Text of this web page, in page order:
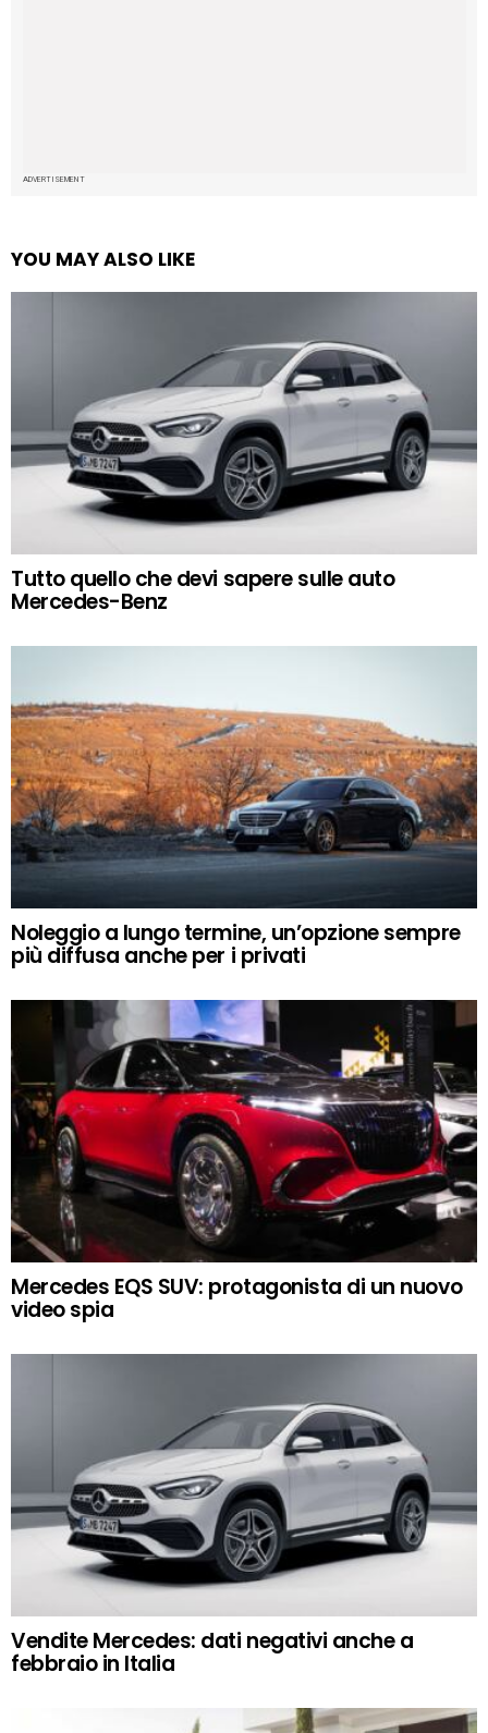
ADVERTISEMENT
YOU MAY ALSO LIKE
Tutto quello che devi sapere sulle auto
Mercedes-Benz
Noleggio a lungo termine, un’opzione sempre
più diffusa anche per i privati
Mercedes EQS SUV: protagonista di un nuovo
video spia
Vendite Mercedes: dati negativi anche a
febbraio in Italia